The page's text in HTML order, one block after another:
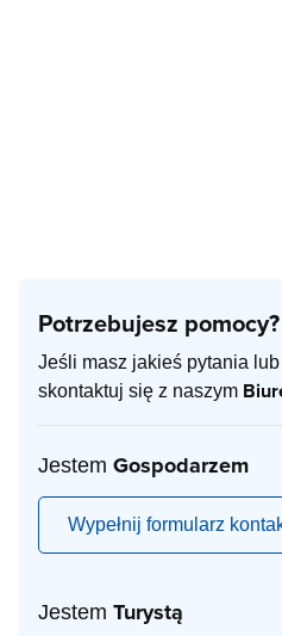
Potrzebujesz pomocy?
Jeśli masz jakieś pytania
skontaktuj się z naszym
Jestem Gospodarzem
Wypełnij formularz
Jestem Turystą